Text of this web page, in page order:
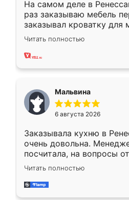
На самом деле в
раз заказываю мебель
заказывал кроватку для
ребёнка при его
заказал шкаф-купе. По
хорошее сборка
меньше, здесь же он
Мне нравится ,если что-
мебели буду заказывать
Читать полностью
Мальвина
6 августа 2026
Заказывала кухню в
очень довольна.
посчитала, на вопросы
Замерщик приехал в
делу со всей
за день, ребята работали
Читать полностью